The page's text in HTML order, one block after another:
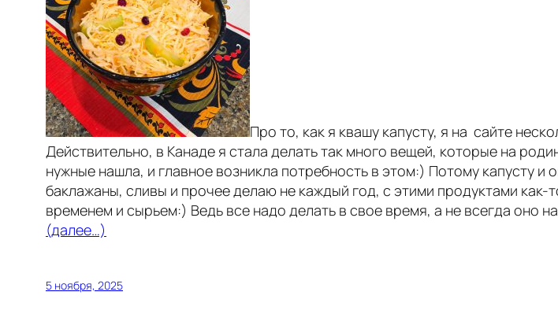
Про то, как я квашу капусту, я на сайте
Действительно, в Канаде я стала делать так много вещей, которые на
нужные нашла, и главное возникла потребность в этом:) Потому капусту
баклажаны, сливы и прочее делаю не каждый год, с этими продуктами
временем и сырьем:) Ведь все надо делать в свое время, а не всегда оно
(далее…)
5 ноября, 2025